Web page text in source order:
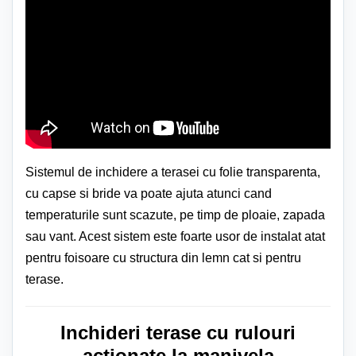
Sistemul de inchidere a terasei cu folie transparenta,
cu capse si bride va poate ajuta atunci cand
temperaturile sunt scazute, pe timp de ploaie, zapada
sau vant. Acest sistem este foarte usor de instalat atat
pentru foisoare cu structura din lemn cat si pentru
terase.
Inchideri terase cu rulouri